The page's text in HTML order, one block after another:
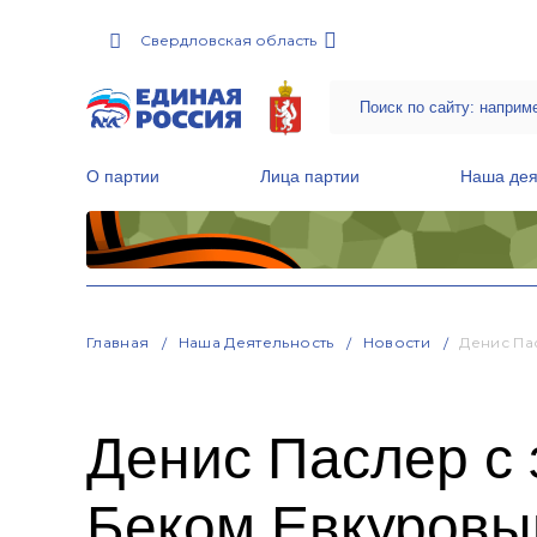
Свердловская область
О партии Лица партии Наша
Главная Наша Деятельность Новости Денис
Денис Паслер